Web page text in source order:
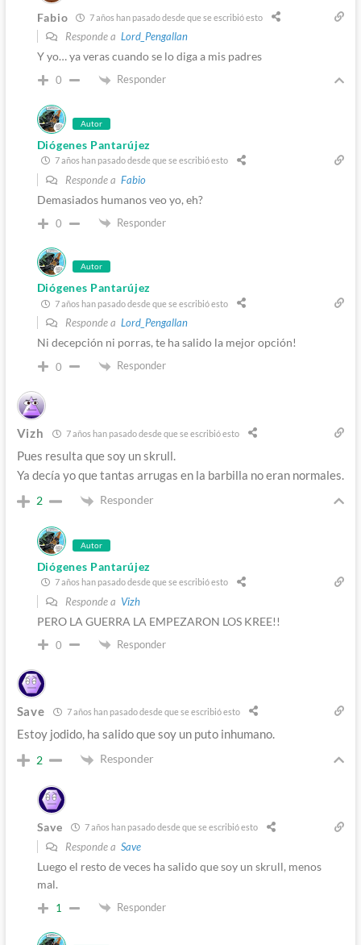
Fabio 7 años han pasado desde que se escribió esto
Responde a Lord_Pengallan
Y yo… ya veras cuando se lo diga a mis padres
0 Responder
Autor
Diógenes Pantarújez
7 años han pasado desde que se escribió esto
Responde a Fabio
Demasiados humanos veo yo, eh?
0 Responder
Autor
Diógenes Pantarújez
7 años han pasado desde que se escribió esto
Responde a Lord_Pengallan
Ni decepción ni porras, te ha salido la mejor opción!
0 Responder
Vizh 7 años han pasado desde que se escribió esto
Pues resulta que soy un skrull.
Ya decía yo que tantas arrugas en la barbilla no eran normales.
2 Responder
Autor
Diógenes Pantarújez
7 años han pasado desde que se escribió esto
Responde a Vizh
PERO LA GUERRA LA EMPEZARON LOS KREE!!
0 Responder
Save 7 años han pasado desde que se escribió esto
Estoy jodido, ha salido que soy un puto inhumano.
2 Responder
Save 7 años han pasado desde que se escribió esto
Responde a Save
Luego el resto de veces ha salido que soy un skrull, menos
mal.
1 Responder